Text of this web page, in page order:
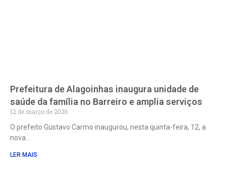
Prefeitura de Alagoinhas inaugura unidade de
saúde da família no Barreiro e amplia serviços
12 de março de 2026
O prefeito Gustavo Carmo inaugurou, nesta quinta-feira, 12, a
nova
LER MAIS